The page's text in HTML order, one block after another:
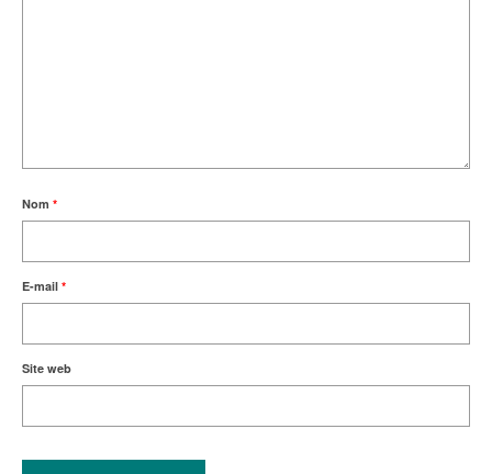
Nom *
E-mail *
Site web